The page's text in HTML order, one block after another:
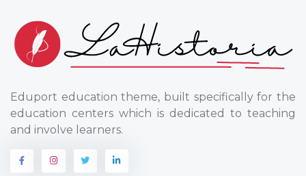
Eduport education theme, built specifically for the
education centers which is dedicated to teaching
and involve learners.